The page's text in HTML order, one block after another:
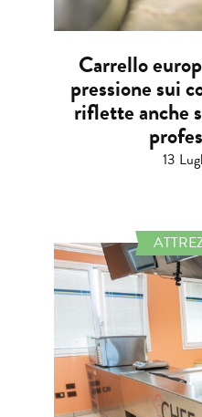
Carrello
pressione sui
riflette anche
13